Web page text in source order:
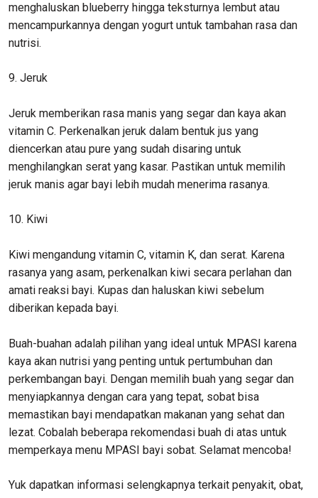
menghaluskan blueberry hingga teksturnya lembut atau
mencampurkannya dengan yogurt untuk tambahan rasa dan
nutrisi.
9. Jeruk
Jeruk memberikan rasa manis yang segar dan kaya akan
vitamin C. Perkenalkan jeruk dalam bentuk jus yang
diencerkan atau pure yang sudah disaring untuk
menghilangkan serat yang kasar. Pastikan untuk memilih
jeruk manis agar bayi lebih mudah menerima rasanya.
10. Kiwi
Kiwi mengandung vitamin C, vitamin K, dan serat. Karena
rasanya yang asam, perkenalkan kiwi secara perlahan dan
amati reaksi bayi. Kupas dan haluskan kiwi sebelum
diberikan kepada bayi.
Buah-buahan adalah pilihan yang ideal untuk MPASI karena
kaya akan nutrisi yang penting untuk pertumbuhan dan
perkembangan bayi. Dengan memilih buah yang segar dan
menyiapkannya dengan cara yang tepat, sobat bisa
memastikan bayi mendapatkan makanan yang sehat dan
lezat. Cobalah beberapa rekomendasi buah di atas untuk
memperkaya menu MPASI bayi sobat. Selamat mencoba!
Yuk dapatkan informasi selengkapnya terkait penyakit, obat,